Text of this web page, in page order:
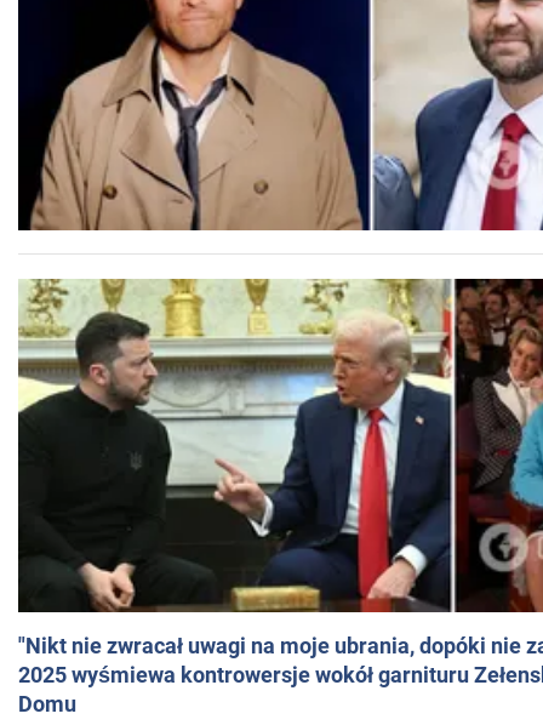
"Nikt nie zwracał uwagi na moje ubrania, dopóki nie
2025 wyśmiewa kontrowersje wokół garnituru
Domu